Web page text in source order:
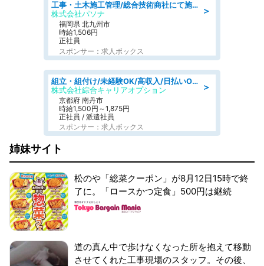
＞
工事・土木施工管理/総合技術商社にて施工管理のお仕事/即日勤務可/車通勤可/工事・土木施工管理/生産・品質管理
株式会社パソナ
福岡県 北九州市
時給1,506円
正社員
スポンサー：求人ボックス
＞
組立・組付け/未経験OK/高収入/日払いOK/寮費無料/交替制
株式会社綜合キャリアオプション
京都府 南丹市
時給1,500円～1,875円
正社員 / 派遣社員
スポンサー：求人ボックス
姉妹サイト
松のや「総菜クーポン」が8月12日15時で終
了に。「ロースかつ定食」500円は継続
道の真ん中で歩けなくなった所を抱えて移動
させてくれた工事現場のスタッフ。その後、